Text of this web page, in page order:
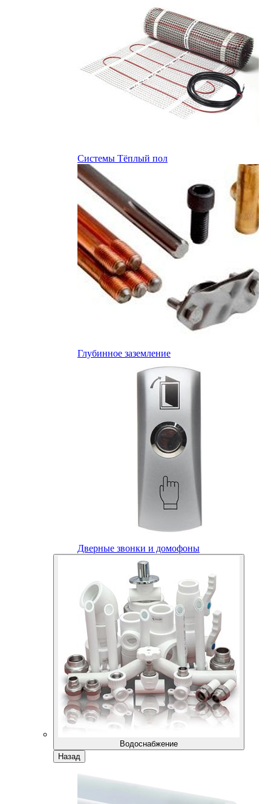
Системы Тёплый пол
Глубинное заземление
Дверные звонки и домофоны
Водоснабжение
Назад